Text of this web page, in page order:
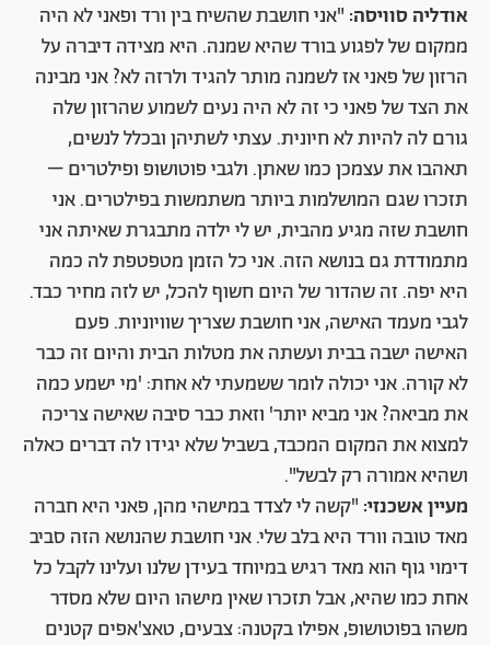
אודליה סוויסה: "אני חושבת שהשיח בין ורד ופאני לא היה
ממקום של לפגוע בורד שהיא שמנה. היא מצידה דיברה על
הרזון של פאני אז לשמנה מותר להגיד ולרזה לא? אני מבינה
את הצד של פאני כי זה לא היה נעים לשמוע שהרזון שלה
גורם לה להיות לא חיונית. עצתי לשתיהן ובכלל לנשים,
תאהבו את עצמכן כמו שאתן. ולגבי פוטושופ ופילטרים –
תזכרו שגם המושלמות ביותר משתמשות בפילטרים. אני
חושבת שזה מגיע מהבית, יש לי ילדה מתבגרת שאיתה אני
מתמודדת גם בנושא הזה. אני כל הזמן מטפטפת לה כמה
היא יפה. זה שהדור של היום חשוף להכל, יש לזה מחיר כבד.
לגבי מעמד האישה, אני חושבת שצריך שוויוניות. פעם
האישה ישבה בבית ועשתה את מטלות הבית והיום זה כבר
לא קורה. אני יכולה לומר ששמעתי לא אחת: 'מי ישמע כמה
את מביאה? אני מביא יותר' וזאת כבר סיבה שאישה צריכה
למצוא את המקום המכבד, בשביל שלא יגידו לה דברים כאלה
ושהיא אמורה רק לבשל".
מעיין אשכנזי: "קשה לי לצדד במישהי מהן, פאני היא חברה
מאד טובה וורד היא בלב שלי. אני חושבת שהנושא הזה סביב
דימוי גוף הוא מאד רגיש במיוחד בעידן שלנו ועלינו לקבל כל
אחת כמו שהיא, אבל תזכרו שאין מישהו היום שלא מסדר
משהו בפוטושופ, אפילו בקטנה: צבעים, טאצ'אפים קטנים